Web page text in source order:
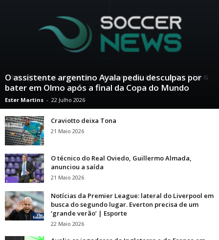
O assistente argentino Ayala pediu desculpas por
bater em Olmo após a final da Copa do Mundo
Ester Martins - 22 Julho 2026
Craviotto deixa Tona
21 Maio 2026
O técnico do Real Oviedo, Guillermo Almada,
anunciou a saída
21 Maio 2026
Notícias da Premier League: lateral do Liverpool em
busca do segundo lugar. Everton precisa de um
‘grande verão’ | Esporte
22 Maio 2026